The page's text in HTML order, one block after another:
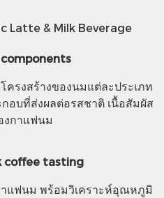
Latte & Milk Beverage
ครงสร้างของนมแต่ละประเภท
อบที่ส่งผลต่อรสชาติ เนื้อสัมผัส
กาแฟนม
coffee tasting
แฟนม พร้อมวิเคราะห์อุณหภูมิ